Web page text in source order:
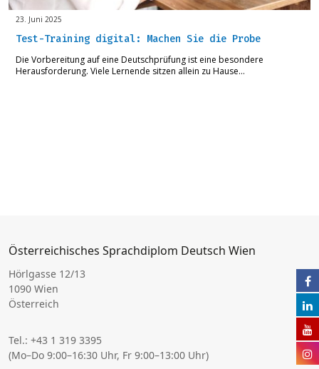
23. Juni 2025
Test-Training digital: Machen Sie die Probe
Die Vorbereitung auf eine Deutschprüfung ist eine besondere
Herausforderung. Viele Lernende sitzen allein zu Hause…
Österreichisches Sprachdiplom Deutsch Wien
Hörlgasse 12/13
1090 Wien
Österreich
Tel.: +43 1 319 3395
(Mo–Do 9:00–16:30 Uhr, Fr 9:00–13:00 Uhr)